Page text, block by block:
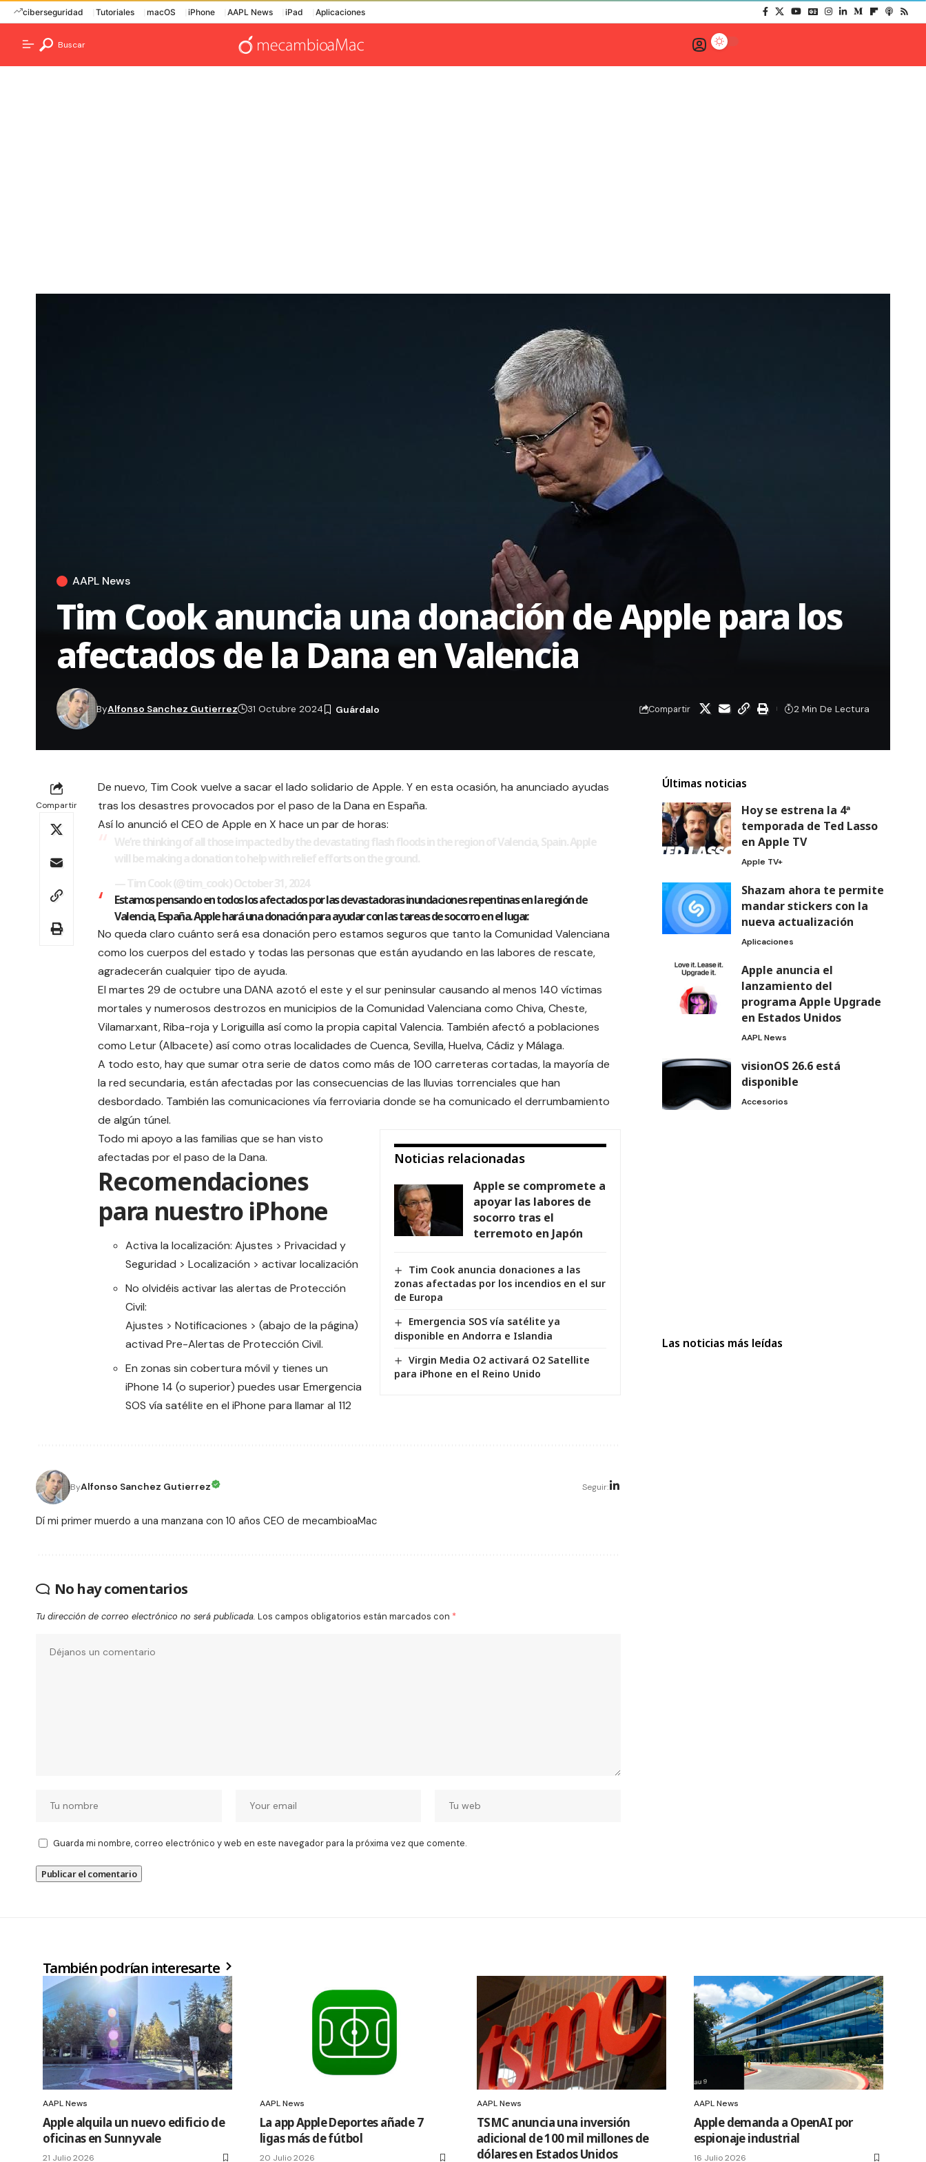
ciberseguridad Tutoriales macOS iPhone AAPL News iPad Aplicaciones
Buscar
AAPL News
Tim Cook anuncia una donación de Apple para los
afectados de la Dana en Valencia
ByAlfonso Sanchez Gutierrez 31 Octubre 2024 Compartir 2 Min De Lectura
Compartir
De nuevo, Tim Cook vuelve a sacar el lado solidario de Apple. Y en esta ocasión, ha anunciado ayudas
tras los desastres provocados por el paso de la Dana en España.
Así lo anunció el CEO de Apple en X hace un par de horas:
Estamos pensando en todos los afectados por las devastadoras inundaciones repentinas en la región de
Valencia, España. Apple hará una donación para ayudar con las tareas de socorro en el lugar.
No queda claro cuánto será esa donación pero estamos seguros que tanto la Comunidad Valenciana
como los cuerpos del estado y todas las personas que están ayudando en las labores de rescate,
agradecerán cualquier tipo de ayuda.
El martes 29 de octubre una DANA azotó el este y el sur peninsular causando al menos 140 víctimas
mortales y numerosos destrozos en municipios de la Comunidad Valenciana como Chiva, Cheste,
Vilamarxant, Riba-roja y Loriguilla así como la propia capital Valencia. También afectó a poblaciones
como Letur (Albacete) así como otras localidades de Cuenca, Sevilla, Huelva, Cádiz y Málaga.
A todo esto, hay que sumar otra serie de datos como más de 100 carreteras cortadas, la mayoría de
la red secundaria, están afectadas por las consecuencias de las lluvias torrenciales que han
desbordado. También las comunicaciones vía ferroviaria donde se ha comunicado el derrumbamiento
de algún túnel.
Noticias relacionadas
Apple se compromete a
apoyar las labores de
socorro tras el
terremoto en Japón
Tim Cook anuncia donaciones a las
zonas afectadas por los incendios en el sur
de Europa
Emergencia SOS vía satélite ya
disponible en Andorra e Islandia
Virgin Media O2 activará O2 Satellite
para iPhone en el Reino Unido
Todo mi apoyo a las familias que se han visto
afectadas por el paso de la Dana.
Recomendaciones
para nuestro iPhone
Activa la localización: Ajustes > Privacidad y
Seguridad > Localización > activar localización
No olvidéis activar las alertas de Protección
Civil:
Ajustes > Notificaciones > (abajo de la página)
activad Pre-Alertas de Protección Civil.
En zonas sin cobertura móvil y tienes un
iPhone 14 (o superior) puedes usarEmergencia
SOS vía satélite en el iPhone para llamar al 112
ByAlfonso Sanchez Gutierrez Seguir:
Dí mi primer muerdo a una manzana con 10 años CEO de mecambioaMac
No hay comentarios
Tu dirección de correo electrónico no será publicada. Los campos obligatorios están marcados con *
Guarda mi nombre, correo electrónico y web en este navegador para la próxima vez que comente.
Últimas noticias
Hoy se estrena la 4ª
temporada de Ted Lasso
en Apple TV
Apple TV+
Shazam ahora te permite
mandar stickers con la
nueva actualización
Aplicaciones
Apple anuncia el
lanzamiento del
programa Apple Upgrade
en Estados Unidos
AAPL News
visionOS 26.6 está
disponible
Accesorios
Las noticias más leídas
También podrían interesarte
AAPL News
Apple alquila un nuevo edificio de
oficinas en Sunnyvale
21 Julio 2026
AAPL News
La app Apple Deportes añade 7
ligas más de fútbol
20 Julio 2026
AAPL News
TSMC anuncia una inversión
adicional de 100 mil millones de
dólares en Estados Unidos
AAPL News
Apple demanda a OpenAI por
espionaje industrial
16 Julio 2026